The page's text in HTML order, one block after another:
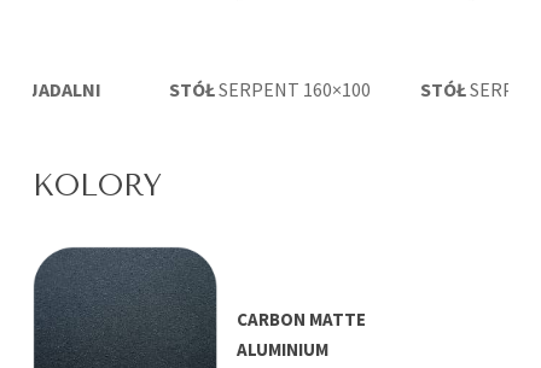
STÓŁSERPENT 160×100 STÓŁ
JADALNI
KOLORY
CARBON MATTE
ALUMINIUM